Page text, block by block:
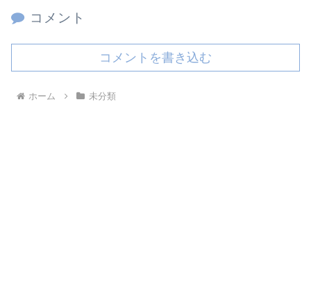
コメント
コメントを書き込む
ホーム 未分類